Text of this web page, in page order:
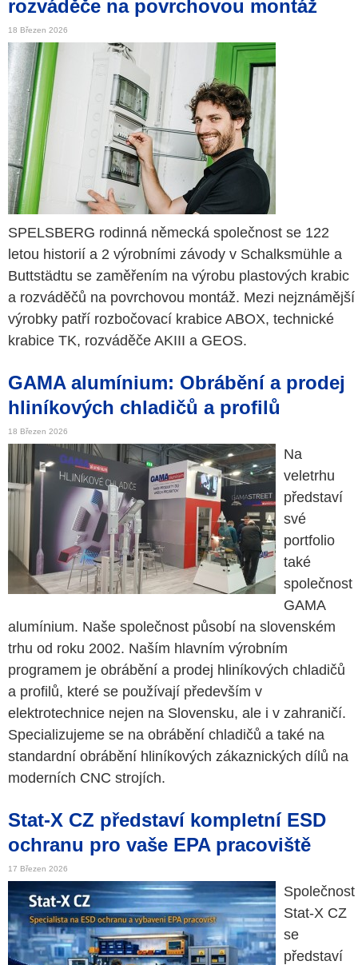
rozváděče na povrchovou montáž
18 Březen 2026
SPELSBERG rodinná německá společnost se 122
letou historií a 2 výrobními závody v Schalksmühle a
Buttstädtu se zaměřením na výrobu plastových krabic
a rozváděčů na povrchovou montáž. Mezi nejznámější
výrobky patří rozbočovací krabice ABOX, technické
krabice TK, rozváděče AKIII a GEOS.
GAMA alumínium: Obrábění a prodej
hliníkových chladičů a profilů
18 Březen 2026
Na
veletrhu
představí
své
portfolio
také
společnost
GAMA
alumínium. Naše společnost působí na slovenském
trhu od roku 2002. Naším hlavním výrobním
programem je obrábění a prodej hliníkových chladičů
a profilů, které se používají především v
elektrotechnice nejen na Slovensku, ale i v zahraničí.
Specializujeme se na obrábění chladičů a také na
standardní obrábění hliníkových zákaznických dílů na
moderních CNC strojích.
Stat-X CZ představí kompletní ESD
ochranu pro vaše EPA pracoviště
17 Březen 2026
Společnost
Stat-X CZ
se
představí